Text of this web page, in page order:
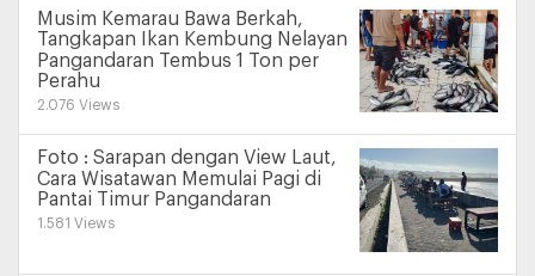
Musim Kemarau Bawa Berkah,
Tangkapan Ikan Kembung Nelayan
Pangandaran Tembus 1 Ton per
Perahu
2.076 Views
Foto : Sarapan dengan View Laut,
Cara Wisatawan Memulai Pagi di
Pantai Timur Pangandaran
1.581 Views